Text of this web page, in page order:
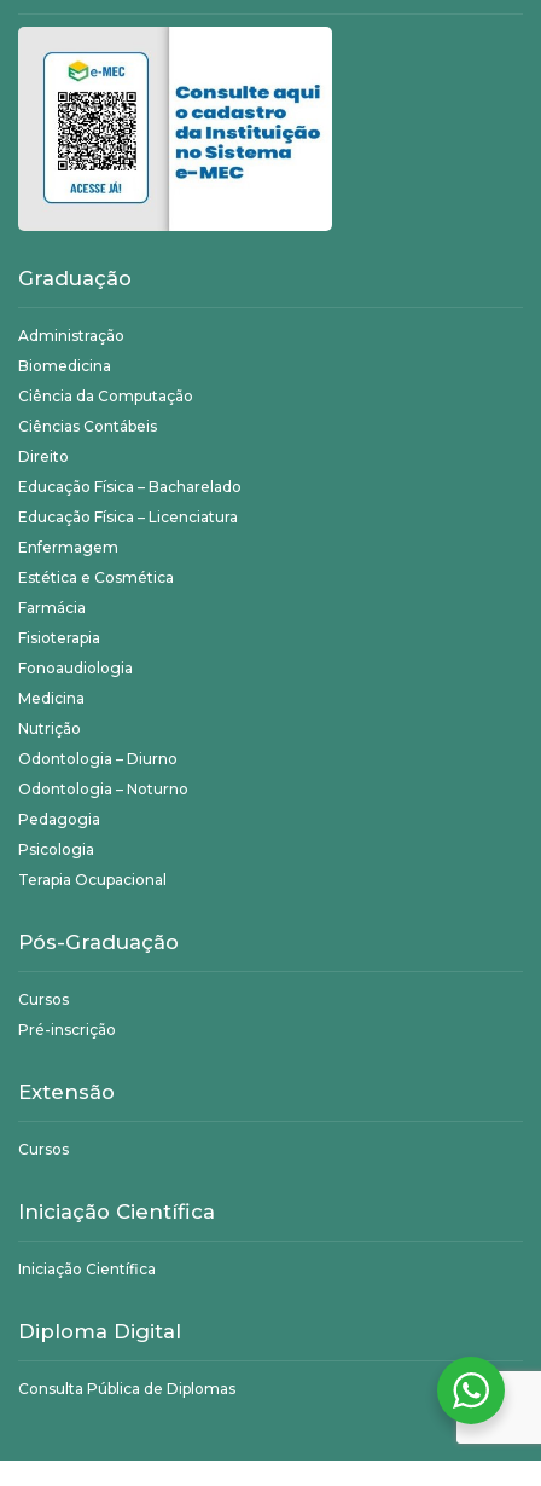
Graduação
Administração
Biomedicina
Ciência da Computação
Ciências Contábeis
Direito
Educação Física – Bacharelado
Educação Física – Licenciatura
Enfermagem
Estética e Cosmética
Farmácia
Fisioterapia
Fonoaudiologia
Medicina
Nutrição
Odontologia – Diurno
Odontologia – Noturno
Pedagogia
Psicologia
Terapia Ocupacional
Pós-Graduação
Cursos
Pré-inscrição
Extensão
Cursos
Iniciação Científica
Iniciação Científica
Diploma Digital
Consulta Pública de Diplomas